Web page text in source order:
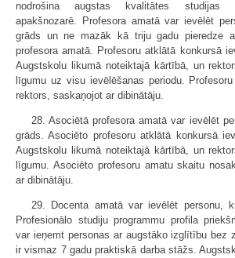
nodrošina augstas kvalitātes studijas
apakšnozarē. Profesora amatā var ievēlēt
grāds un ne mazāk kā triju gadu pieredze
profesora amatā. Profesoru atklātā konkursā
Augstskolu likumā noteiktajā kārtībā, un
līgumu uz visu ievēlēšanas periodu.
rektors, saskaņojot ar dibinātāju.
28. Asociētā profesora amatā var ievēlēt
grāds. Asociēto profesoru atklātā konkursā
Augstskolu likumā noteiktajā kārtībā, un
līgumu. Asociēto profesoru amatu skaitu
ar dibinātāju.
29. Docenta amatā var ievēlēt personu,
Profesionālo studiju programmu profila
var ieņemt personas ar augstāko izglītību bez
ir vismaz 7 gadu praktiskā darba stāžs.